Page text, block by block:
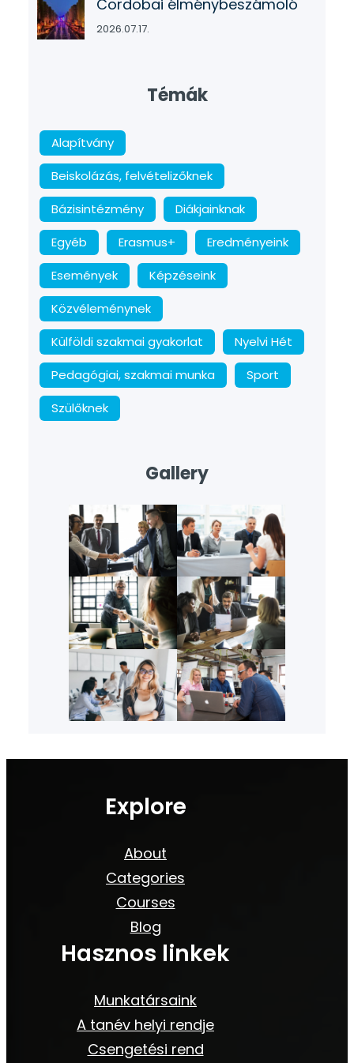
Cordobai élménybeszámoló
2026.07.17.
Témák
Alapítvány
Beiskolázás, felvételizőknek
Bázisintézmény
Diákjainknak
Egyéb
Erasmus+
Eredményeink
Események
Képzéseink
Közvéleménynek
Külföldi szakmai gyakorlat
Nyelvi Hét
Pedagógiai, szakmai munka
Sport
Szülőknek
Gallery
Explore
About
Categories
Courses
Blog
Hasznos linkek
Munkatársaink
A tanév helyi rendje
Csengetési rend